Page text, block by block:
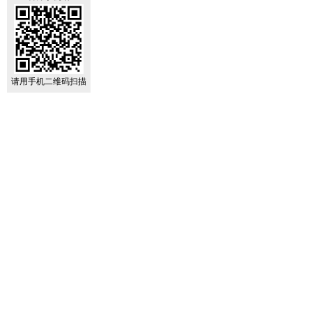
请用手机二维码扫描